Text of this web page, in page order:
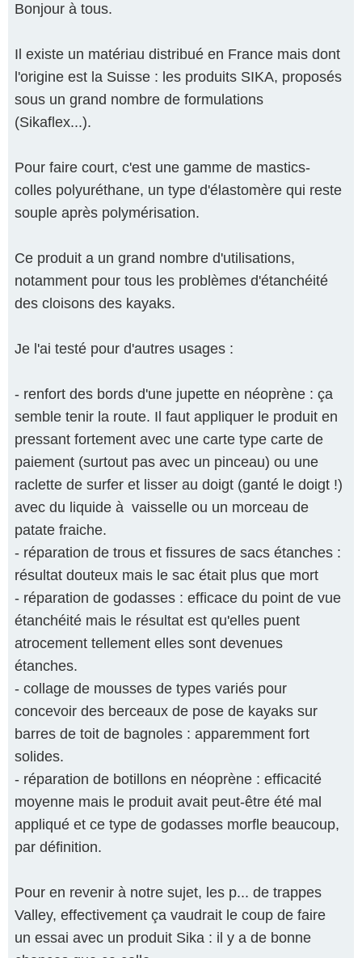
Bonjour à tous.
Il existe un matériau distribué en France mais dont
l'origine est la Suisse : les produits SIKA, proposés
sous un grand nombre de formulations
(Sikaflex...).
Pour faire court, c'est une gamme de mastics-
colles polyuréthane, un type d'élastomère qui reste
souple après polymérisation.
Ce produit a un grand nombre d'utilisations,
notamment pour tous les problèmes d'étanchéité
des cloisons des kayaks.
Je l'ai testé pour d'autres usages :
- renfort des bords d'une jupette en néoprène : ça
semble tenir la route. Il faut appliquer le produit en
pressant fortement avec une carte type carte de
paiement (surtout pas avec un pinceau) ou une
raclette de surfer et lisser au doigt (ganté le doigt !)
avec du liquide à vaisselle ou un morceau de
patate fraiche.
- réparation de trous et fissures de sacs étanches :
résultat douteux mais le sac était plus que mort
- réparation de godasses : efficace du point de vue
étanchéité mais le résultat est qu'elles puent
atrocement tellement elles sont devenues
étanches.
- collage de mousses de types variés pour
concevoir des berceaux de pose de kayaks sur
barres de toit de bagnoles : apparemment fort
solides.
- réparation de botillons en néoprène : efficacité
moyenne mais le produit avait peut-être été mal
appliqué et ce type de godasses morfle beaucoup,
par définition.
Pour en revenir à notre sujet, les p... de trappes
Valley, effectivement ça vaudrait le coup de faire
un essai avec un produit Sika : il y a de bonne